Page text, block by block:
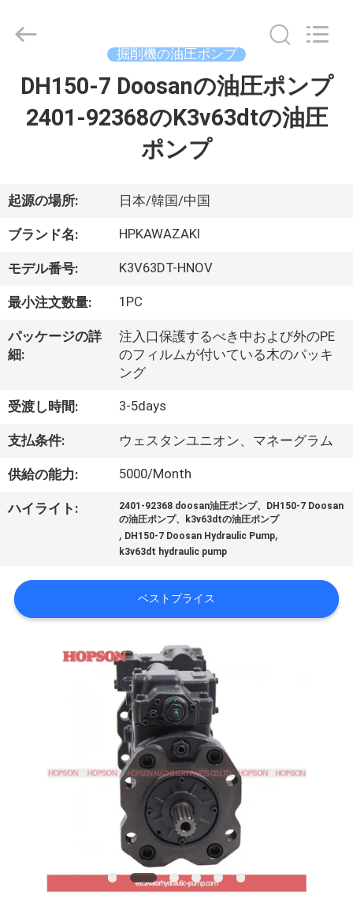
家
ダ
ク
ト
デ
私
た
ち
し
2026
掘削機の油圧ポンプ
DH150-7 Doosanの油圧ポンプ
2401-92368のK3v63dtの油圧
ポンプ
起源の場所: 日本/韓国/中国
ブランド名: HPKAWAZAKI
モデル番号: K3V63DT-HNOV
最小注文数量: 1PC
パッケージの詳
細:
注入口保護するべき中および外のPE
のフィルムが付いている木のパッキ
ング
受渡し時間: 3-5days
支払条件: ウェスタンユニオン、マネーグラム
供給の能力: 5000/Month
ハイライト:
2401-92368 doosan油圧ポンプ、DH150-7 Doosan
の油圧ポンプ、k3v63dtの油圧ポンプ
, DH150-7 Doosan Hydraulic Pump,
k3v63dt hydraulic pump
ベストプライス